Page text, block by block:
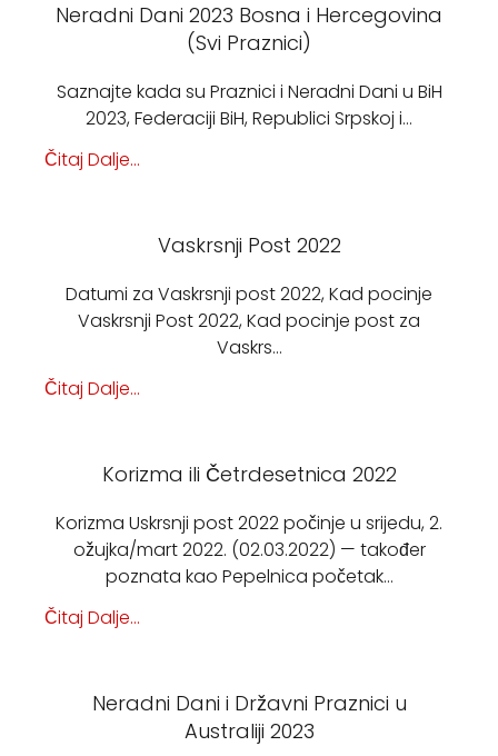
Neradni Dani 2023 Bosna i Hercegovina
(Svi Praznici)
Saznajte kada su Praznici i Neradni Dani u BiH
2023, Federaciji BiH, Republici Srpskoj i…
Čitaj Dalje...
Vaskrsnji Post 2022
Datumi za Vaskrsnji post 2022, Kad pocinje
Vaskrsnji Post 2022, Kad pocinje post za
Vaskrs…
Čitaj Dalje...
Korizma ili Četrdesetnica 2022
Korizma Uskrsnji post 2022 počinje u srijedu, 2.
ožujka/mart 2022. (02.03.2022) — također
poznata kao Pepelnica početak…
Čitaj Dalje...
Neradni Dani i Državni Praznici u
Australiji 2023